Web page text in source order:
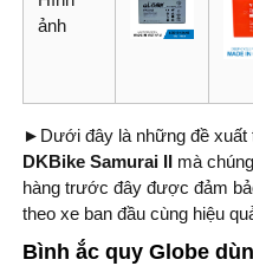
ảnh
►Dưới đây là những đề xuất
DKBike Samurai II mà
hàng trước đây được đảm
theo xe ban đầu cùng hiệu
Bình ắc quy Globe